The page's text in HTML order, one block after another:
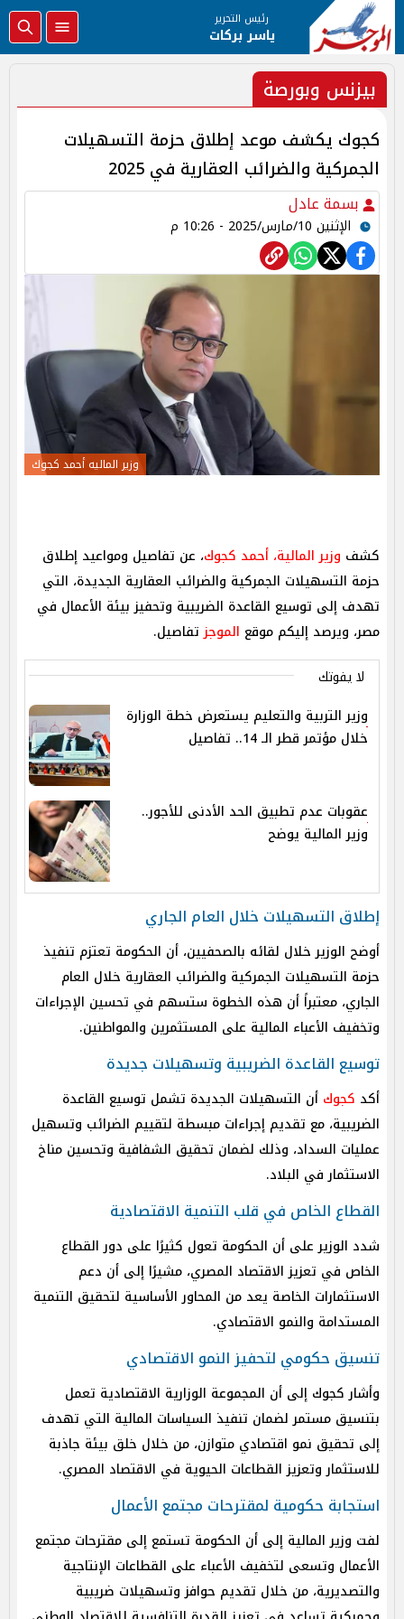
رئيس التحرير
ياسر بركات
بيزنس وبورصة
كجوك يكشف موعد إطلاق حزمة التسهيلات
الجمركية والضرائب العقارية في 2025
بسمة عادل
الإثنين 10/مارس/2025 - 10:26 م
وزير الماليه أحمد كجوك
كشف وزير المالية، أحمد كجوك، عن تفاصيل ومواعيد إطلاق
حزمة التسهيلات الجمركية والضرائب العقارية الجديدة، التي
تهدف إلى توسيع القاعدة الضريبية وتحفيز بيئة الأعمال في
مصر، ويرصد إليكم موقع الموجزتفاصيل.
لا يفوتك
وزير التربية والتعليم يستعرض خطة الوزارة
خلال مؤتمر قطر الـ 14.. تفاصيل
عقوبات عدم تطبيق الحد الأدنى للأجور..
وزير المالية يوضح
إطلاق التسهيلات خلال العام الجاري
أوضح الوزير خلال لقائه بالصحفيين، أن الحكومة تعتزم تنفيذ
حزمة التسهيلات الجمركية والضرائب العقارية خلال العام
الجاري، معتبراً أن هذه الخطوة ستسهم في تحسين الإجراءات
وتخفيف الأعباء المالية على المستثمرين والمواطنين.
توسيع القاعدة الضريبية وتسهيلات جديدة
أكد كجوك أن التسهيلات الجديدة تشمل توسيع القاعدة
الضريبية، مع تقديم إجراءات مبسطة لتقييم الضرائب وتسهيل
عمليات السداد، وذلك لضمان تحقيق الشفافية وتحسين مناخ
الاستثمار في البلاد.
القطاع الخاص في قلب التنمية الاقتصادية
شدد الوزير على أن الحكومة تعول كثيرًا على دور القطاع
الخاص في تعزيز الاقتصاد المصري، مشيرًا إلى أن دعم
الاستثمارات الخاصة يعد من المحاور الأساسية لتحقيق التنمية
المستدامة والنمو الاقتصادي.
تنسيق حكومي لتحفيز النمو الاقتصادي
وأشار كجوك إلى أن المجموعة الوزارية الاقتصادية تعمل
بتنسيق مستمر لضمان تنفيذ السياسات المالية التي تهدف
إلى تحقيق نمو اقتصادي متوازن، من خلال خلق بيئة جاذبة
للاستثمار وتعزيز القطاعات الحيوية في الاقتصاد المصري.
استجابة حكومية لمقترحات مجتمع الأعمال
لفت وزير المالية إلى أن الحكومة تستمع إلى مقترحات مجتمع
الأعمال وتسعى لتخفيف الأعباء على القطاعات الإنتاجية
والتصديرية، من خلال تقديم حوافز وتسهيلات ضريبية